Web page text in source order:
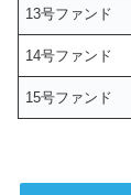
13号ファンド
14号ファンド
15号ファンド